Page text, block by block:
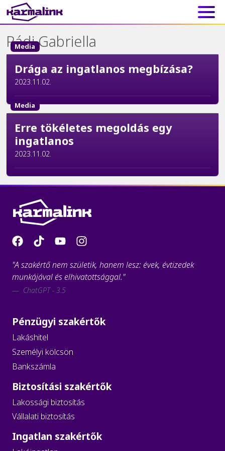
Main Navigation
Rádi Gabriella
Media
Drága az ingatlanos megbízása?
2023.11.02.
Media
Erre tökéletes megoldás egy
ingatlanos
2023.11.02.
"A szakértő nem születik, hanem lesz: évek, évtizedek
munkájával és elhivatottsággal."
ChatGPT - 3.5
Pénzügyi szakértők
Lakáshitel
Személyi kölcsön
Bankszámla
Biztosítási szakértők
Lakossági biztosítás
Vállalati biztosítás
Ingatlan szakértők